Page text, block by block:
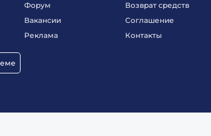
Форум
Вакансии
Реклама
Возврат средств
Соглашение
Контакты